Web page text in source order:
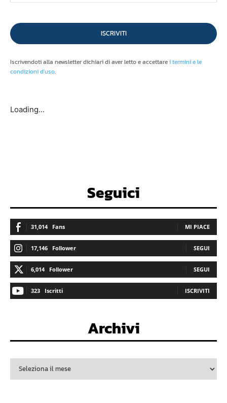
ISCRIVITI
Iscrivendoti alla newsletter dichiari di aver letto e accettarei termini e le
condizioni d'uso.
Loading...
Seguici
31,014 Fans MI PIACE
17,146 Follower SEGUI
6,014 Follower SEGUI
323 Iscritti ISCRIVITI
Archivi